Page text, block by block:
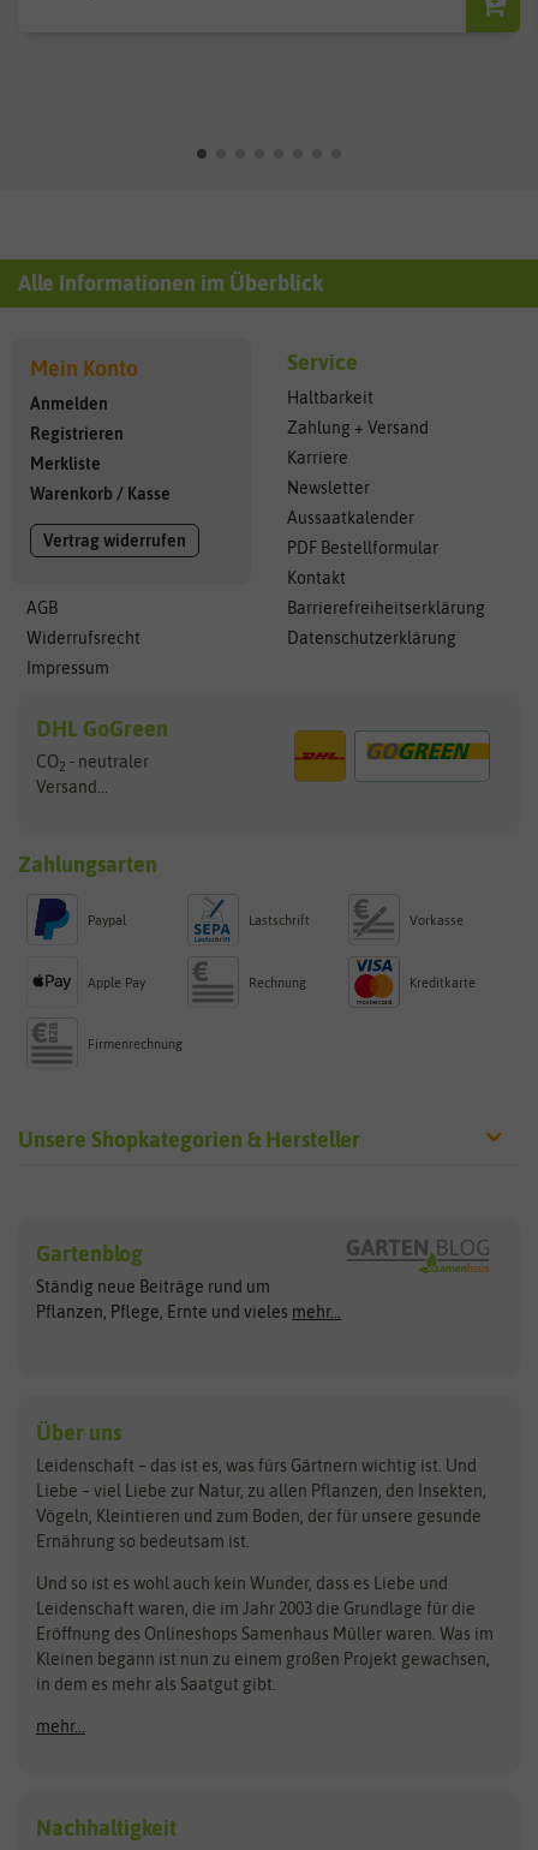
Alle Informationen im Überblick
Mein Konto
Anmelden
Registrieren
Merkliste
Warenkorb / Kasse
Vertrag widerrufen
AGB
Widerrufsrecht
Impressum
Service
Haltbarkeit
Zahlung + Versand
Karriere
Newsletter
Aussaatkalender
PDF Bestellformular
Kontakt
Barrierefreiheitserklärung
Datenschutzerklärung
DHL GoGreen
CO2 - neutraler
Versand...
Zahlungsarten
Paypal Lastschrift Vorkasse
Apple Pay Rechnung Kreditkarte
Firmenrechnung
Unsere Shopkategorien & Hersteller
Exotische Samen
Gemüsesamen
Gründünger
Kräutersamen
Obstsamen
Pilzbrut
Rasensamen
Steckzwiebeln
Zimmer & Kübelpflanzen
Kataloge
Schnäppchen
Anzucht & Gartenzubehör
Anzuchtschalen
Heizmatte & Heizkabel
Arche Noah
ASB Greenworld
Benary
Bingenheimer Saatgut
BioBalu
Bionana
BIOWOL
Blumicorn
Bûten Birds
Carl Pabst
Clever Pots
COMPO
Dürr-Samen
elho
Feldsaaten Freudenberger
Fertil
Flora Elite
Gartenblog
Ständig neue Beiträge rund um
Pflanzen, Pflege, Ernte und vieles mehr...
Über uns
Leidenschaft – das ist es, was fürs Gärtnern wichtig ist. Und
Liebe – viel Liebe zur Natur, zu allen Pflanzen, den Insekten,
Vögeln, Kleintieren und zum Boden, der für unsere gesunde
Ernährung so bedeutsam ist.
Und so ist es wohl auch kein Wunder, dass es Liebe und
Leidenschaft waren, die im Jahr 2003 die Grundlage für die
Eröffnung des Onlineshops Samenhaus Müller waren. Was im
Kleinen begann ist nun zu einem großen Projekt gewachsen,
in dem es mehr als Saatgut gibt.
mehr...
Nachhaltigkeit